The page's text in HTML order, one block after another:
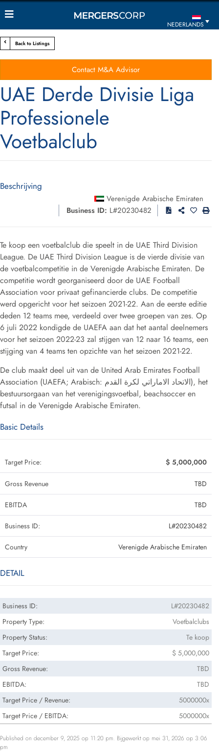
NEDERLANDS
Back to Listings
Contact M&A Advisor
UAE Derde Divisie Liga
Professionele
Voetbalclub
Beschrijving
Verenigde Arabische Emiraten
Business ID: L#20230482
Te koop een voetbalclub die speelt in de UAE Third Division
League. De UAE Third Division League is de vierde divisie van
de voetbalcompetitie in de Verenigde Arabische Emiraten. De
competitie wordt georganiseerd door de UAE Football
Association voor privaat gefinancierde clubs. De competitie
werd opgericht voor het seizoen 2021-22. Aan de eerste editie
deden 12 teams mee, verdeeld over twee groepen van zes. Op
6 juli 2022 kondigde de UAEFA aan dat het aantal deelnemers
voor het seizoen 2022-23 zal stijgen van 12 naar 16 teams, een
stijging van 4 teams ten opzichte van het seizoen 2021-22.
De club maakt deel uit van de United Arab Emirates Football
Association (UAEFA; Arabisch: الاتحاد الاماراتي لكرة القدم), het
bestuursorgaan van het verenigingsvoetbal, beachsoccer en
futsal in de Verenigde Arabische Emiraten.
Basic Details
Target Price: $ 5,000,000
Gross Revenue TBD
EBITDA TBD
Business ID: L#20230482
Country Verenigde Arabische Emiraten
DETAIL
Business ID:
L#20230482
Property Type:
Voetbalclubs
Property Status:
Te koop
Target Price:
$ 5,000,000
Gross Revenue:
TBD
EBITDA:
TBD
Target Price / Revenue:
5000000x
Target Price / EBITDA:
5000000x
Published on december 9, 2025 op 11:20 pm. Bijgewerkt op mei 31, 2026 op 3:06
pm